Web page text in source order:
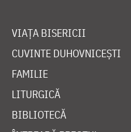
VIAȚA BISERICII
CUVINTE DUHOVNICEȘTI
FAMILIE
LITURGICĂ
BIBLIOTECĂ